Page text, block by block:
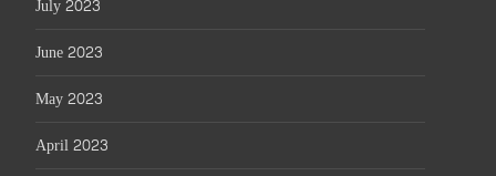
July 2023
June 2023
May 2023
April 2023